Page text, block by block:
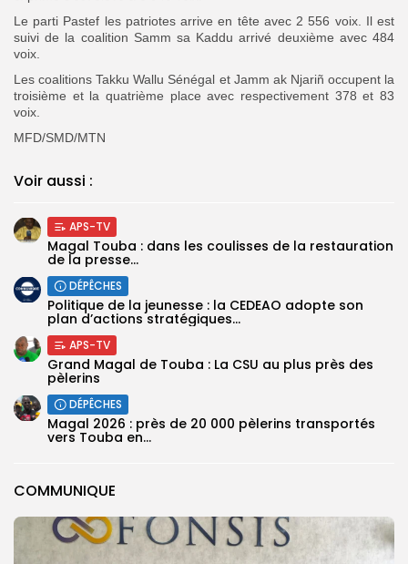
COMMUNIQUE
Le parti Pastef les patriotes arrive en tête avec 2 556 voix. Il est
suivi de la coalition Samm sa Kaddu arrivé deuxième avec 484
voix.
Les coalitions Takku Wallu Sénégal et Jamm ak Njariñ occupent la
troisième et la quatrième place avec respectivement 378 et 83
voix.
MFD/SMD/MTN
Voir aussi :
APS-TV
Magal Touba : dans les coulisses de la restauration
de la presse...
DÉPÊCHES
Politique de la jeunesse : la CEDEAO adopte son
plan d’actions stratégiques...
APS-TV
Grand Magal de Touba : La CSU au plus près des
pèlerins
DÉPÊCHES
Magal 2026 : près de 20 000 pèlerins transportés
vers Touba en...